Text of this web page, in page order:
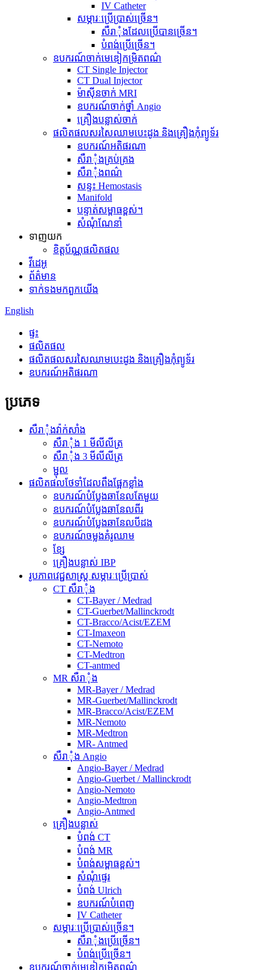
IV Catheter
សម្ភារៈប្រើប្រាស់ច្រើន។
សឺរាុំងដែលប្រើបានច្រើន។
បំពង់ប្រើច្រើន។
ឧបករណ៍ចាក់មេឌៀកម្រិតពណ៌
CT Single Injector
CT Dual Injector
ម៉ាស៊ីនចាក់ MRI
ឧបករណ៍ចាក់ថ្នាំ Angio
គ្រឿងបន្លាស់ចាក់
ផលិតផលសរសៃឈាមបេះដូង និងគ្រឿងកុំព្យូទ័រ
ឧបករណ៍អតិផរណា
សឺរាុំងគ្រប់គ្រង
សឺរាុំងពណ៌
សន្ទះ Hemostasis
Manifold
បន្ទាត់សម្ពាធខ្ពស់។
សំណុំណែនាំ
ទាញយក
ខិត្តប័ណ្ណផលិតផល
វីដេអូ
ព័ត៌មាន
ទាក់ទង​មក​ពួក​យើង
English
ផ្ទះ
ផលិតផល
ផលិតផលសរសៃឈាមបេះដូង និងគ្រឿងកុំព្យូទ័រ
ឧបករណ៍អតិផរណា
ប្រភេទ
សឺរាុំងវ៉ាក់សាំង
សឺរាុំង 1 មីលីលីត្រ
សឺរាុំង 3 មីលីលីត្រ
ម្ជុល
ផលិតផលថែទាំដែលពឹងផ្អែកខ្លាំង
ឧបករណ៍បំប្លែងឆានែលតែមួយ
ឧបករណ៍បំប្លែងឆានែលពីរ
ឧបករណ៍បំប្លែងឆានែលបីដង
ឧបករណ៍ចម្លងគំរូឈាម
ខ្សែ
គ្រឿងបន្លាស់ IBP
រូបភាពវេជ្ជសាស្ត្រ សម្ភារៈប្រើប្រាស់
CT សឺរាុំង
CT-Bayer / Medrad
CT-Guerbet/Mallinckrodt
CT-Bracco/Acist/EZEM
CT-Imaxeon
CT-Nemoto
CT-Medtron
CT-antmed
MR សឺរាុំង
MR-Bayer / Medrad
MR-Guerbet/Mallinckrodt
MR-Bracco/Acist/EZEM
MR-Nemoto
MR-Medtron
MR- Antmed
សឺរាុំង Angio
Angio-Bayer / Medrad
Angio-Guerbet / Mallinckrodt
Angio-Nemoto
Angio-Medtron
Angio-Antmed
គ្រឿងបន្លាស់
បំពង់ CT
បំពង់ MR
បំពង់សម្ពាធខ្ពស់។
សំណុំផ្ទេរ
បំពង់ Ulrich
ឧបករណ៍បំពេញ
IV Catheter
សម្ភារៈប្រើប្រាស់ច្រើន។
សឺរាុំងប្រើច្រើន។
បំពង់ប្រើច្រើន។
ឧបករណ៍ចាក់មេឌៀកម្រិតពណ៌